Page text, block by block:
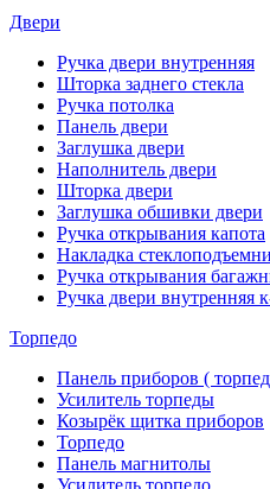
Двери
Ручка двери внутренняя
Шторка заднего стекла
Ручка потолка
Панель двери
Заглушка двери
Наполнитель двери
Шторка двери
Заглушка обшивки двери
Ручка открывания капота
Накладка
Ручка открывания
Ручка двери внутренняя
Торпедо
Панель приборов (
Усилитель торпеды
Козырёк щитка приборов
Торпедо
Панель магнитолы
Усилитель торпедо